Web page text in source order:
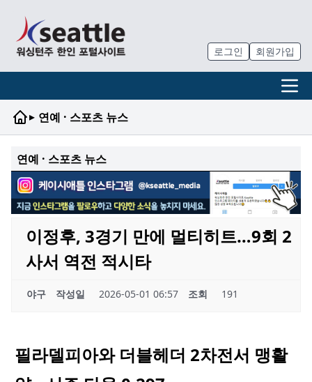
로그인 회원가입
▸ 연예 · 스포츠 뉴스
연예 · 스포츠 뉴스
이정후, 3경기 만에 멀티히트…9회 2
사서 역전 적시타
야구 작성일 2026-05-01 06:57 조회 191
필라델피아와 더블헤더 2차전서 맹활